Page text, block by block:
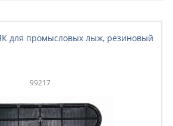
для промысловых лыж, резиновый
99217